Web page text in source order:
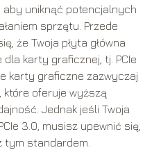
aby uniknąć potencjalnych
sprzętu. Przede
że Twoja płyta główna
karty graficznej, tj. PCIe
karty graficzne zazwyczaj
które oferuje wyższą
Jednak jeśli Twoja
3.0, musisz upewnić się,
tym standardem.